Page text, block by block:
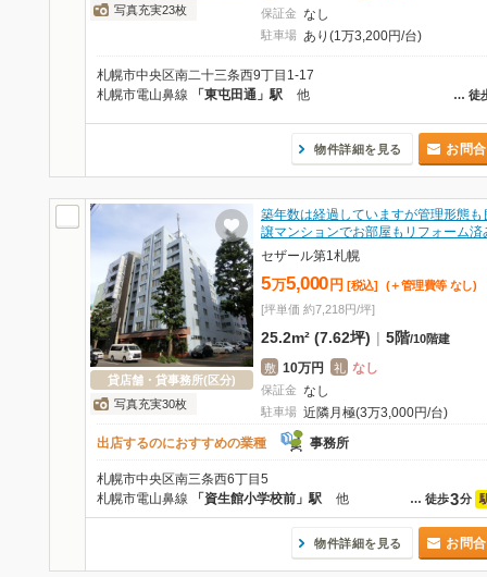
写真充実23枚
保証金 なし
駐車場 あり(1万3,200円/台)
札幌市中央区南二十三条西9丁目1-17
… 徒
札幌市電山鼻線 「東屯田通」駅 他
物件詳細を見る お問
貸店舗・貸事務所(区分)
写真充実30枚
築年数は経過していますが管理形態も
譲マンションでお部屋もリフォーム
セザール第1札幌
5万5,000 円 [税込] (＋管理費等 なし)
[坪単価 約7,218円/坪]
25.2m² (7.62坪) | 5階/10階建
敷 10万円 礼 なし
保証金 なし
駐車場 近隣月極(3万3,000円/台)
出店するのにおすすめの業種
事務所
札幌市中央区南三条西6丁目5
… 徒歩3分
札幌市電山鼻線 「資生館小学校前」駅 他
物件詳細を見る お問